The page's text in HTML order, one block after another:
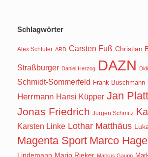
Schlagwörter
Alex Schlüter ARD Carsten Fuß Christian
Straßburger Daniel Herzog DAZN
Schmidt-Sommerfeld Frank Buschmann
Herrmann Hansi Küpper Jan
Jonas Friedrich Jürgen Schmitz
Karsten Linke Lothar Matthäus
Magenta Sport Marco
Lindemann Mario Rieker Markus Gaupp